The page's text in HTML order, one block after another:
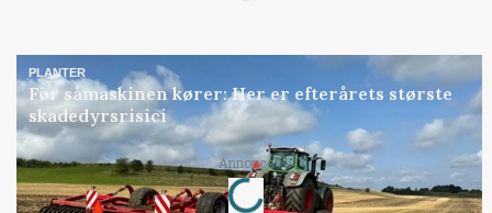
PLANTER
Før såmaskinen kører: Her er efterårets største
skadedyrsrisici
Annonce
Loading...